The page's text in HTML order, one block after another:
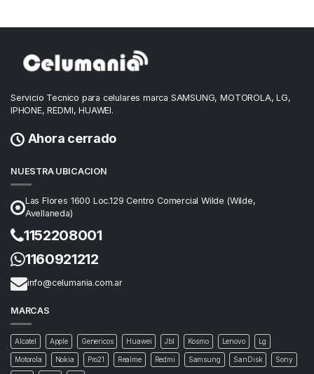
Servicio Tecnico para celulares marca SAMSUNG, MOTOROLA, LG,
IPHONE, REDMI, HUAWEI.
Ahora cerrado
NUESTRA UBICACION
Las Flores 1600 Loc.129 Centro Comercial Wilde (Wilde,
Avellaneda)
1152208001
1160921212
info@celumania.com.ar
MARCAS
Alcatel Apple Genericos Huawei Jbl Kosmo Lenovo Lg
Motorola Nokia Pro21 Realme Redmi Samsung SanDisk Sony